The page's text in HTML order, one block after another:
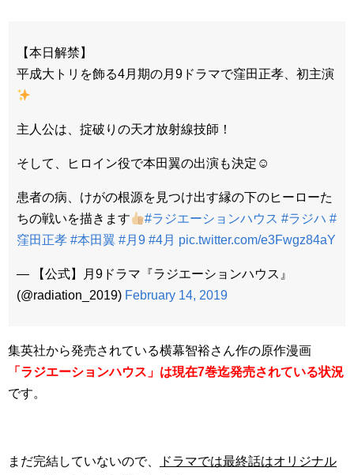
【本日解禁】
平成大トリを飾る4月期の月9ドラマで窪田正孝、初主演
主人公は、掟破りの天才放射線技師！
そして、ヒロイン役で本田翼の出演も決定☺︎
患者の病、けがの根源を見つけ出す縁の下のヒーローた
ちの戦いを描きます
#ラジエーションハウス #ラジハ #
窪田正孝 #本田翼 #月9 #4月 pic.twitter.com/e3Fwgz84aY
— 【公式】月9ドラマ『ラジエーションハウス』
(@radiation_2019) February 14, 2019
集英社から発売されている横幕智裕さん作の原作漫画
「ラジエーションハウス」は現在7巻迄発売されている状況
です。
まだ完結していないので、
ドラマでは最終話はオリジナル